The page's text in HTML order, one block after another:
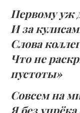
Первому уж
И за
Слова
Что не
пустоты»
Совсем на
Я без